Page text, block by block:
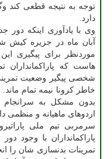
توجه به نتیجه قطعی کند
دارد.
آبان ماه در جزیره کیش
موردنظر برای پیگیری
هاست که
شخصی پیگیر وضعیت
خاطر کرونا نیمه تمام
بدون مشکل به سرانجام
اردوهای ماهیانه و منظمی
سرمربی تیم ملی
تمرینات بدنسازی شان را